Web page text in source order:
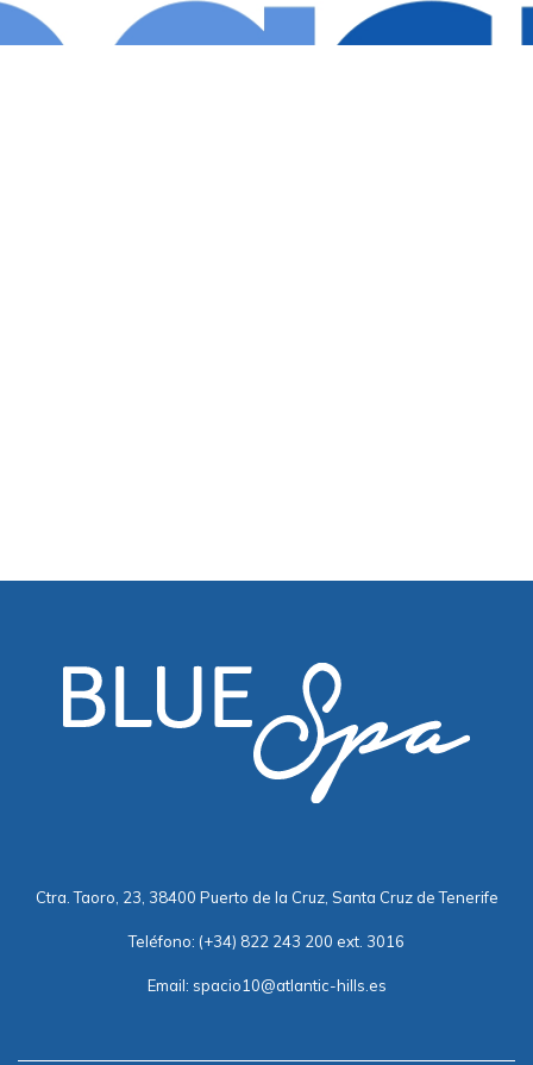
Ctra. Taoro, 23, 38400 Puerto de la Cruz, Santa Cruz de Tenerife
Teléfono: (+34) 822 243 200 ext. 3016
Email: spacio10@atlantic-hills.es